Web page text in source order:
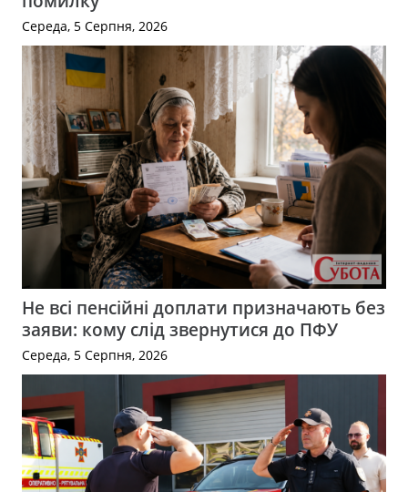
Середа, 5 Серпня, 2026
Не всі пенсійні доплати призначають без
заяви: кому слід звернутися до ПФУ
Середа, 5 Серпня, 2026